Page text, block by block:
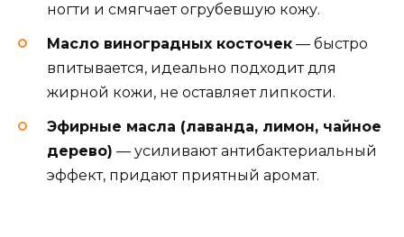
ногти и смягчает огрубевшую кожу.
Масло виноградных косточек — быстро
впитывается, идеально подходит для
жирной кожи, не оставляет липкости.
Эфирные масла (лаванда, лимон, чайное
дерево) — усиливают антибактериальный
эффект, придают приятный аромат.